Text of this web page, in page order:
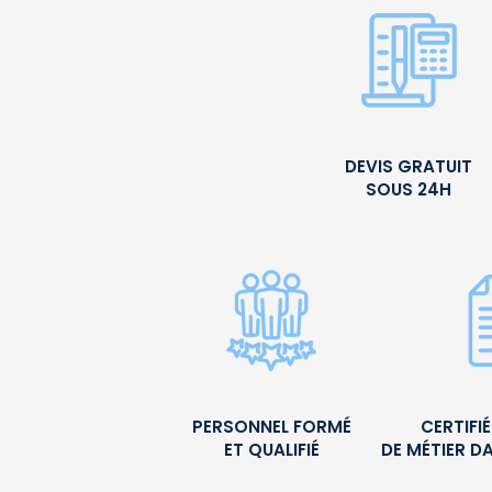
DEVIS GRATUIT
SOUS 24H
PERSONNEL FORMÉ
ET QUALIFIÉ
DE MÉTIER